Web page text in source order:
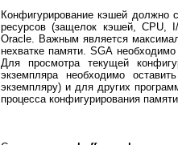
Конфигурирование кэшей должно
ресурсов (защелок кэшей, CPU,
Oracle. Важным является
нехватке памяти. SGA
Для просмотра текущей
экземпляра необходимо
экземпляру) и для других
процесса конфигурирования памяти